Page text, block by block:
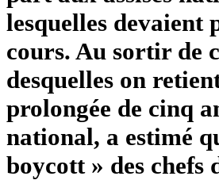
lesquelles devaient
cours. Au sortir de
desquelles on
prolongée de cinq
national, a estimé
boycott » des